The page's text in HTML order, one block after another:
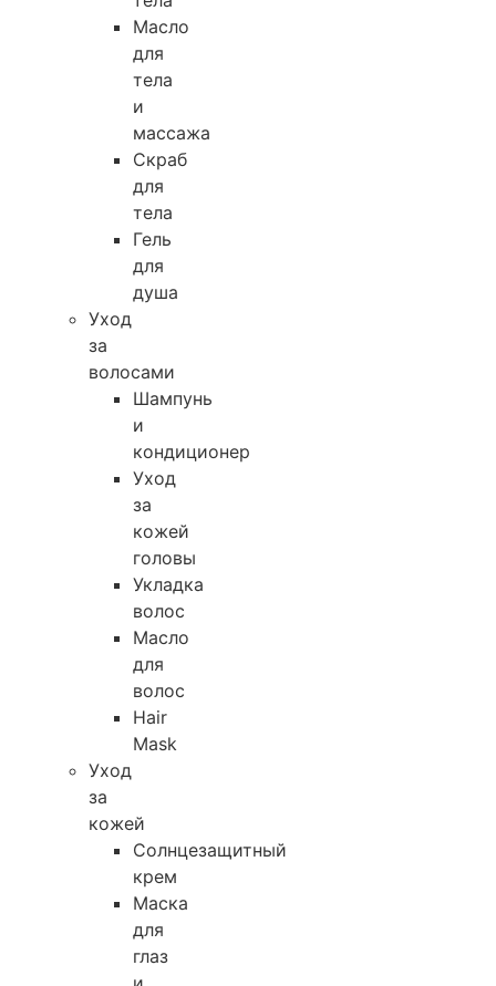
Масло
для
тела
и
массажа
Скраб
для
тела
Гель
для
душа
Уход
за
волосами
Шампунь
и
кондиционер
Уход
за
кожей
головы
Укладка
волос
Масло
для
волос
Hair
Mask
Уход
за
кожей
Солнцезащитный
крем
Маска
для
глаз